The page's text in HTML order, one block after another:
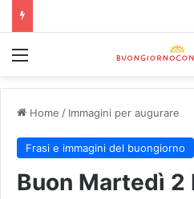
Home / Immagini per augurare
Frasi e immagini del buongiorno
Buon Martedì 2